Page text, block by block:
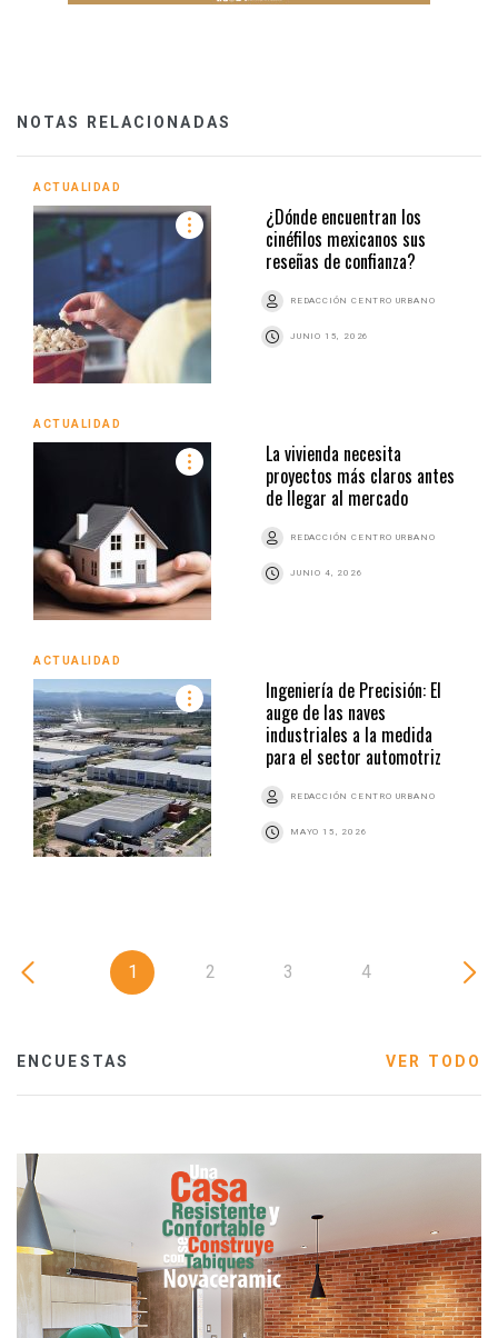
NOTAS RELACIONADAS
ACTUALIDAD
¿Dónde encuentran los
cinéfilos mexicanos sus
reseñas de confianza?
REDACCIÓN CENTRO URBANO
JUNIO 15, 2026
ACTUALIDAD
La vivienda necesita
proyectos más claros antes
de llegar al mercado
REDACCIÓN CENTRO URBANO
JUNIO 4, 2026
ACTUALIDAD
Ingeniería de Precisión: El
auge de las naves
industriales a la medida
para el sector automotriz
REDACCIÓN CENTRO URBANO
MAYO 15, 2026
1 2 3 4
ENCUESTAS VER TODO